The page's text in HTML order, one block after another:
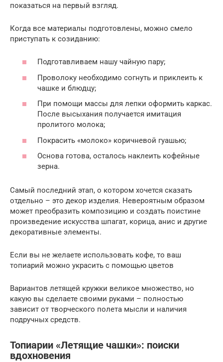
показаться на первый взгляд.
Когда все материалы подготовлены, можно смело
приступать к созиданию:
Подготавливаем нашу чайную пару;
Проволоку необходимо согнуть и приклеить к
чашке и блюдцу;
При помощи массы для лепки оформить каркас.
После высыхания получается имитация
пролитого молока;
Покрасить «молоко» коричневой гуашью;
Основа готова, осталось наклеить кофейные
зерна.
Самый последний этап, о котором хочется сказать
отдельно – это декор изделия. Невероятным образом
может преобразить композицию и создать поистине
произведение искусства шпагат, корица, анис и другие
декоративные элементы.
Если вы не желаете использовать кофе, то ваш
топиарий можно украсить с помощью цветов
Вариантов летящей кружки великое множество, но
какую вы сделаете своими руками – полностью
зависит от творческого полета мысли и наличия
подручных средств.
Топиарии «Летящие чашки»: поиски
вдохновения